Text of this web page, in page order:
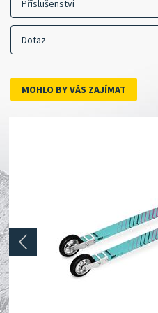
Příslušenství
Dotaz
MOHLO BY VÁS ZAJÍMAT
prev